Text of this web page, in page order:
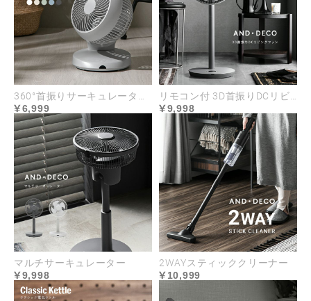
360°首振りサーキュレーター マイナスイオン搭載タイプ
6,999
リモコン付 3D首振りDCリビングファン
9,998
マルチサーキュレーター
9,998
2WAYスティッククリーナー
10,999